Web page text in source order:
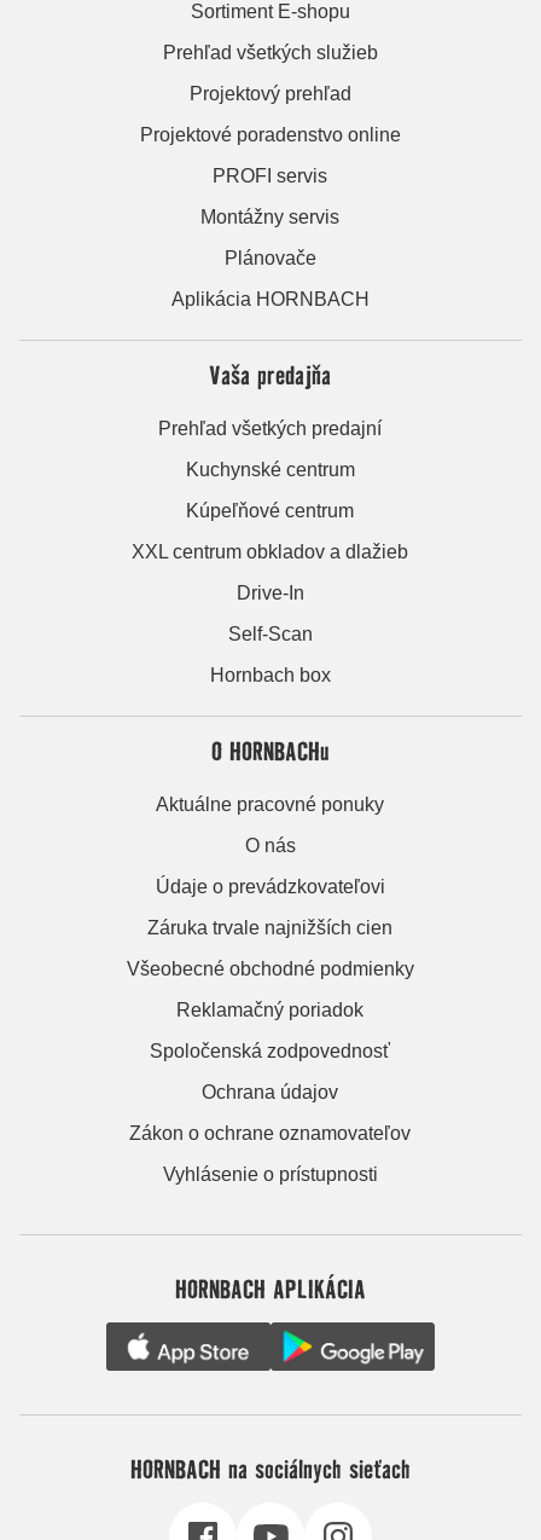
Sortiment E-shopu
Prehľad všetkých služieb
Projektový prehľad
Projektové poradenstvo online
PROFI servis
Montážny servis
Plánovače
Aplikácia HORNBACH
Vaša predajňa
Prehľad všetkých predajní
Kuchynské centrum
Kúpeľňové centrum
XXL centrum obkladov a dlažieb
Drive-In
Self-Scan
Hornbach box
O HORNBACHu
Aktuálne pracovné ponuky
O nás
Údaje o prevádzkovateľovi
Záruka trvale najnižších cien
Všeobecné obchodné podmienky
Reklamačný poriadok
Spoločenská zodpovednosť
Ochrana údajov
Zákon o ochrane oznamovateľov
Vyhlásenie o prístupnosti
HORNBACH APLIKÁCIA
HORNBACH na sociálnych sieťach